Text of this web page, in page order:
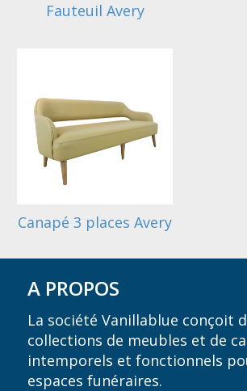
Fauteuil Avery
Canapé 3 places Avery
A PROPOS
La société Vanillablue conçoit
collections de meubles et de
intemporels et fonctionnels
espaces funéraires.